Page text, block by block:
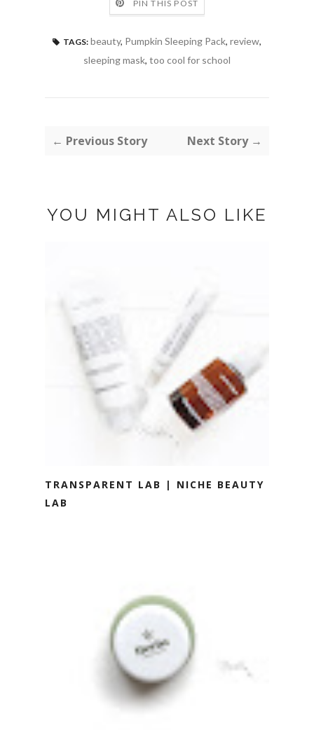
PIN THIS POST
TAGS: beauty, Pumpkin Sleeping Pack, review,
sleeping mask, too cool for school
← Previous Story Next Story →
YOU MIGHT ALSO LIKE
TRANSPARENT LAB | NICHE BEAUTY
LAB